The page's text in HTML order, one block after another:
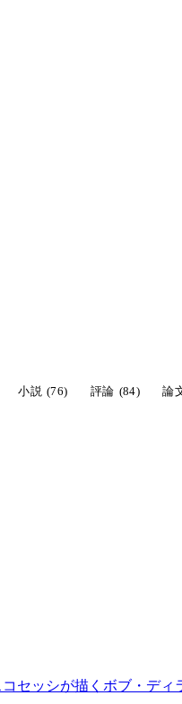
小説 (76) 評論 (84) 論
セッシが描くボブ・ディ